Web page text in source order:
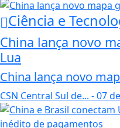
Ciência e
China lança novo
Lua
China lança novo
CSN Central Sul de... - 07